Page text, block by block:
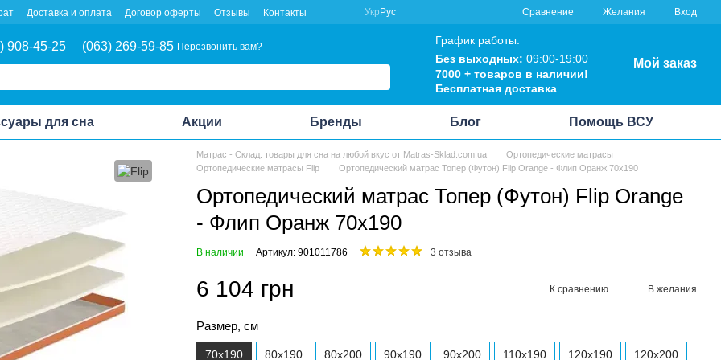
Доставка и оплата Договор оферты Отзывы Контакты Укр Рус Сравнение Желания Вход
908-45-25 (063) 269-59-85 Перезвонить вам?
График работы:
Без выходных: 09:00-19:00
7000 + товаров в наличии!
Бесплатная доставка
Мой заказ
для сна Акции Бренды Блог Помощь ВСУ
Матрас - Склад: товары для сна на любой вкус от Matras-Sklad.com.ua
Ортопедические матрасы
Ортопедические матрасы Flip
Ортопедический матрас Топер (Футон) Flip Orange - Флип Оранж 70x190
Ортопедический матрас Топер (Футон) Flip Orange
- Флип Оранж 70x190
В наличии Артикул: 901011786 3 отзыва
6 104 грн К сравнению В желания
Размер, см
70x190 80x190 80x200 90x190 90x200 110x190 120x190 120x200